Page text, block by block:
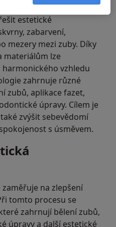
k zlepšení vzhledu
estetické
zabarvení,
mezery mezi zuby. Díky
materiálům lze
vzhledu
zahrnuje různé
zubů, aplikace fazet,
úpravy. Cílem je
zvýšit sebevědomí
s úsměvem.
na zlepšení
tomto procesu se
zahrnují bělení zubů,
úpravy a další estetické